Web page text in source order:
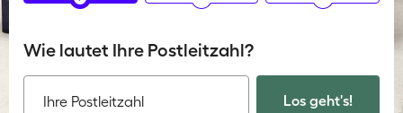
Wie lautet Ihre Postleitzahl?
Ihre Postleitzahl Los geht's!